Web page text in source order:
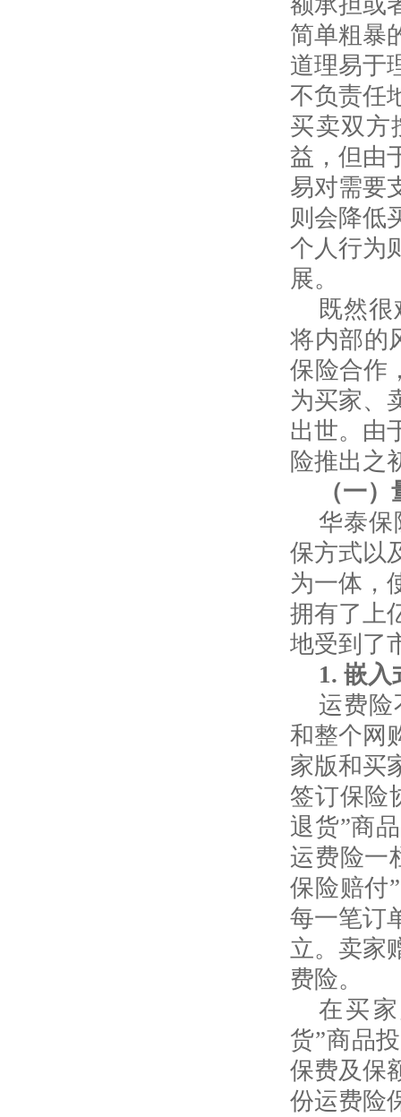
简单粗暴
道理易于
不负责任
买卖双方
益，但由
易对需要
则会降低
个人行为
展。
既然
将内部的
保险合作
为买家、
出世。由
险推出之
（一
华泰保
保方式以
为一体，
拥有了上
地受到了
1.嵌入
运费险
和整个网
家版和买
签订保险
退货”商
运费险一
保险赔付
每一笔订
立。卖家
费险。
在买
货”商品
保费及保
份运费险